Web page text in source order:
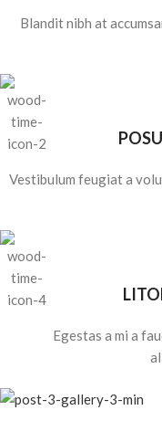
Blandit nibh at
Vestibulum feugiat a
Egestas a mi a